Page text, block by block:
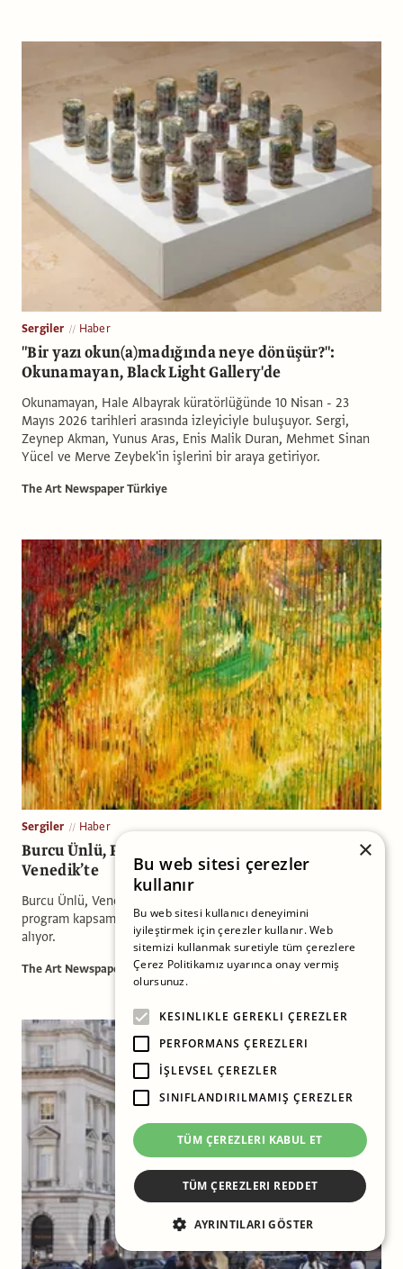
Sergiler Haber
"Bir yazı okun(a)madığında neye dönüşür?":
Okunamayan, Black Light Gallery'de
Okunamayan, Hale Albayrak küratörlüğünde 10 Nisan - 23
Mayıs 2026 tarihleri arasında izleyiciyle buluşuyor. Sergi,
Zeynep Akman, Yunus Aras, Enis Malik Duran, Mehmet Sinan
Yücel ve Merve Zeybek'in işlerini bir araya getiriyor.
The Art Newspaper Türkiye
Sergiler Haber
Burcu Ünlü, Personal Structures Sergisi ile
Venedik’te
Burcu Ünlü, Venedik Bienali’ne paralel gerçekleşen resmi
program kapsamında “Personal Structures” sergisinde yer
alıyor.
The Art Newspaper Türkiye
×
Bu web sitesi çerezler
kullanır
Bu web sitesi kullanıcı deneyimini
iyileştirmek için çerezler kullanır. Web
sitemizi kullanmak suretiyle tüm çerezlere
Çerez Politikamız uyarınca onay vermiş
olursunuz.
KESINLIKLE GEREKLI ÇEREZLER
PERFORMANS ÇEREZLERI
İŞLEVSEL ÇEREZLER
SINIFLANDIRILMAMIŞ ÇEREZLER
TÜM ÇEREZLERI KABUL ET
TÜM ÇEREZLERI REDDET
AYRINTILARI GÖSTER